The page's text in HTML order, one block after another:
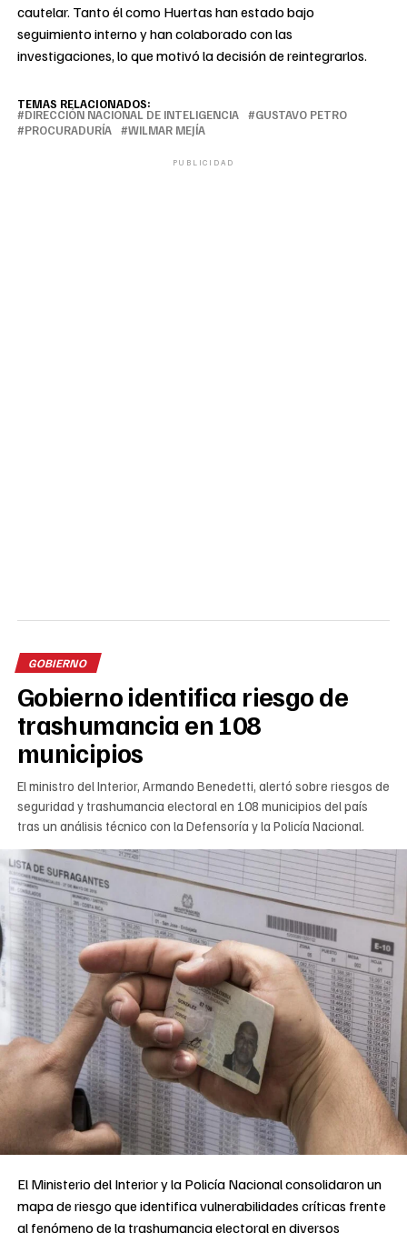
cautelar. Tanto él como Huertas han estado bajo
seguimiento interno y han colaborado con las
investigaciones, lo que motivó la decisión de reintegrarlos.
TEMAS RELACIONADOS:
DIRECCIÓN NACIONAL DE INTELIGENCIA
GUSTAVO PETRO
PROCURADURÍA
WILMAR MEJÍA
PUBLICIDAD
GOBIERNO
Gobierno identifica riesgo de
trashumancia en 108
municipios
El ministro del Interior, Armando Benedetti, alertó sobre riesgos de
seguridad y trashumancia electoral en 108 municipios del país
tras un análisis técnico con la Defensoría y la Policía Nacional.
El Ministerio del Interior y la Policía Nacional consolidaron un
mapa de riesgo que identifica vulnerabilidades críticas frente
al fenómeno de la trashumancia electoral en diversos